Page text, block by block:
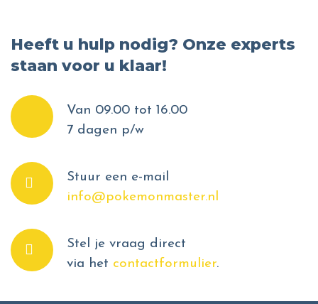
Heeft u hulp nodig? Onze experts
staan voor u klaar!
Van 09.00 tot 16.00
7 dagen p/w
Stuur een e-mail
info@pokemonmaster.nl
Stel je vraag direct
via het contactformulier.